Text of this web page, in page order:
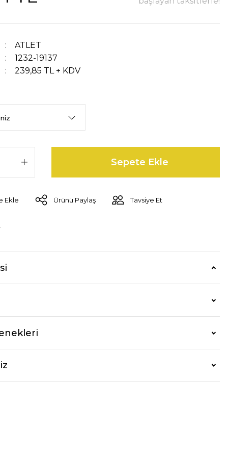
ATLET
1232-19137
239,85 TL + KDV
Sepete Ekle
Ürünü Paylaş Tavsiye Et